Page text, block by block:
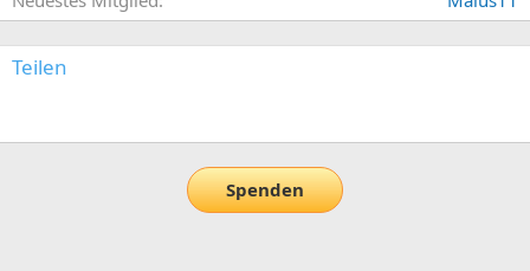
Teilen
Spenden